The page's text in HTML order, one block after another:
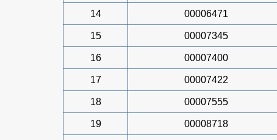
14 00006471
15 00007345
16 00007400
17 00007422
18 00007555
19 00008718